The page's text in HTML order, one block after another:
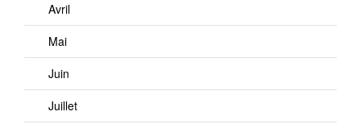
Avril
Mai
Juin
Juillet